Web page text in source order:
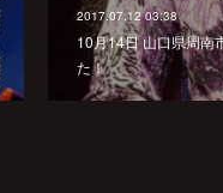
2017.07.12 03:38
10月14日 山口県周南
た！